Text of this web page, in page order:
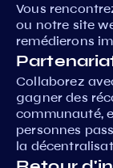
Vous
ou notre site
remédierons
Collaborez
gagner des
communauté,
personnes
la